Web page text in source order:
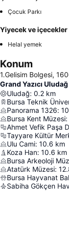
Çocuk Parkı
Yiyecek ve içecekler
Helal yemek
Konum
1.Gelisim Bolgesi,
Grand Yazıcı
Uludağ: 0.2 km
Bursa Teknik
Panorama 1326:
Bursa Kent Müzesi:
Ahmet Vefik Paşa
Tayyare Kültür
Ulu Cami: 10.6 km
Koza Han: 10.6 km
Bursa Arkeoloji
Atatürk Müzesi:
Bursa Hayvanat
Sabiha Gökçen